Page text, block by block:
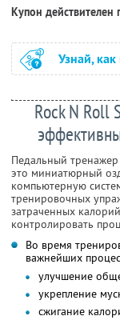
Купон
Узнай,
Rock N Roll
Педальный
это миниатюрный
компьютерную
тренировочных
затраченных
контролировать
Во время
важнейших
улучшение
укрепление
сжигание